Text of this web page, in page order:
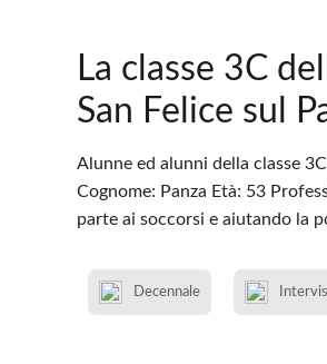
La classe 3C
San Felice sul
Alunne ed alunni della classe
Cognome: Panza Età: 53
parte ai soccorsi e aiutando la
Decennale